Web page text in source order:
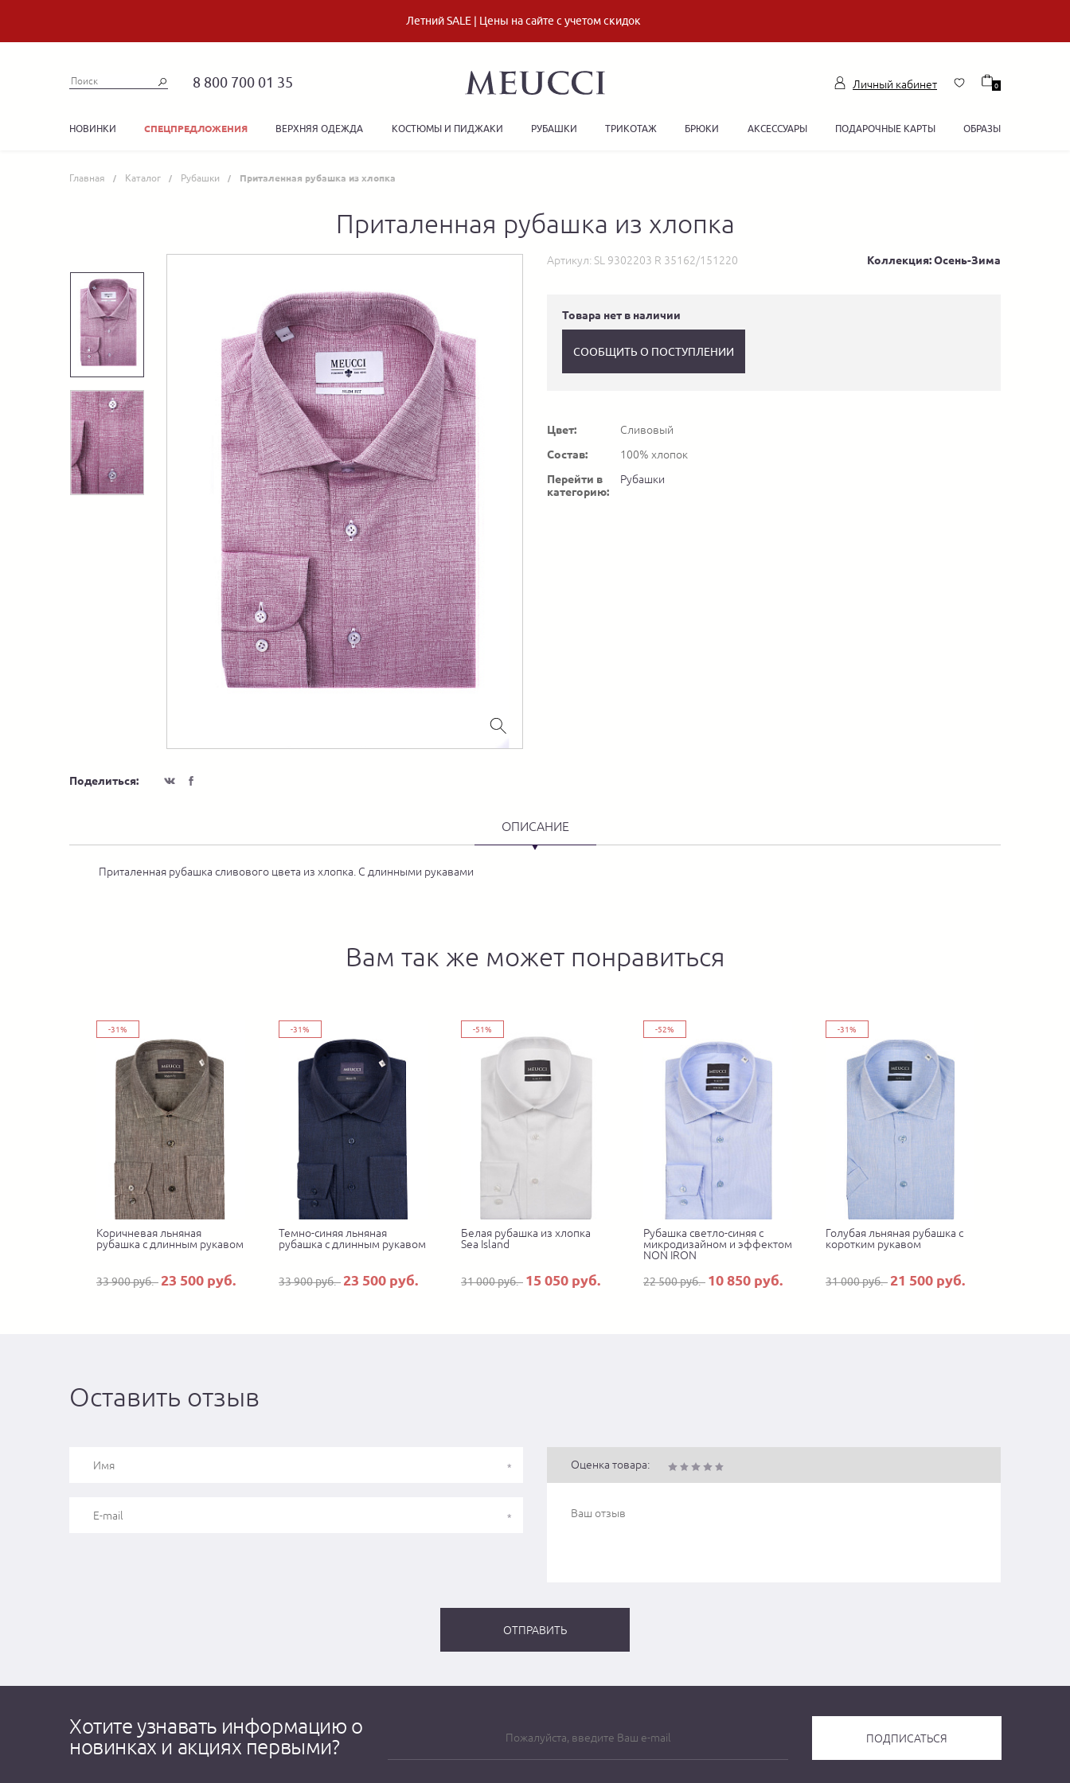
Летний SALE | Цены на сайте с учетом скидок
8 800 700 01 35 Личный кабинет 0
НОВИНКИ СПЕЦПРЕДЛОЖЕНИЯ ВЕРХНЯЯ ОДЕЖДА КОСТЮМЫ И ПИДЖАКИ РУБАШКИ ТРИКОТАЖ БРЮКИ АКСЕССУАРЫ ПОДАРОЧНЫЕ КАРТЫ ОБРАЗЫ
Главная Каталог Рубашки Приталенная рубашка из хлопка
Приталенная рубашка из хлопка
Поделиться:
Артикул: SL 9302203 R 35162/151220 Коллекция: Осень-Зима
Товара нет в наличии
СООБЩИТЬ О ПОСТУПЛЕНИИ
Цвет:
Сливовый
Состав:
100% хлопок
Перейти в
категорию:
Рубашки
ОПИСАНИЕ
Приталенная рубашка сливового цвета из хлопка. С длинными рукавами
Вам так же может понравиться
-31%
Коричневая льняная
рубашка с длинным рукавом
33 900 руб. 23 500 руб.
-31%
Темно-синяя льняная
рубашка с длинным рукавом
33 900 руб. 23 500 руб.
-51%
Белая рубашка из хлопка
Sea Island
31 000 руб. 15 050 руб.
-52%
Рубашка светло-синяя с
микродизайном и эффектом
NON IRON
22 500 руб. 10 850 руб.
-31%
Голубая льняная рубашка с
коротким рукавом
31 000 руб. 21 500 руб.
Оставить отзыв
Оценка товара:
Хотите узнавать информацию о
новинках и акциях первыми?